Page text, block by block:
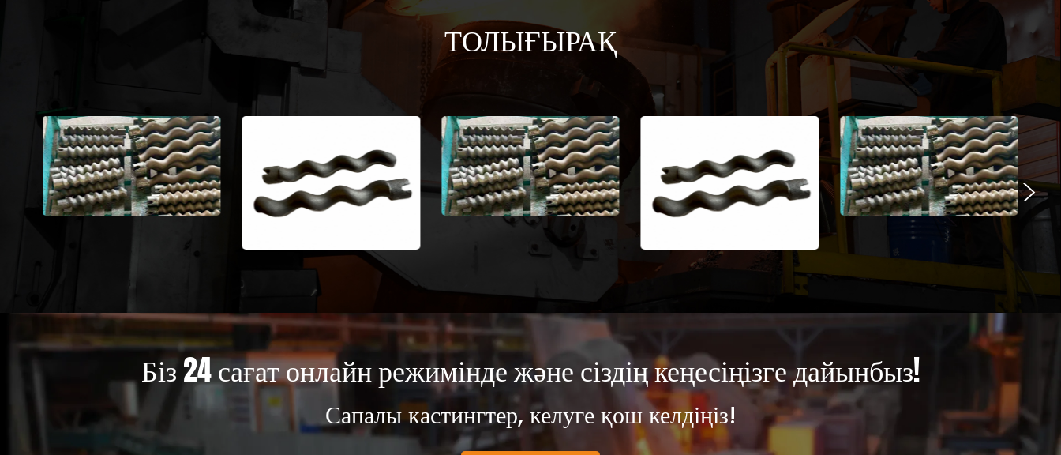
ТОЛЫҒЫРАҚ
>
Біз 24 сағат онлайн режимінде және сіздің кеңесіңізге дайынбыз!
Сапалы кастингтер, келуге қош келдіңіз!